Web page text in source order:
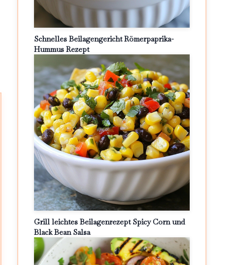
Schnelles Beilagengericht Römerpaprika-
Hummus Rezept
Grill leichtes Beilagenrezept Spicy Corn und
Black Bean Salsa